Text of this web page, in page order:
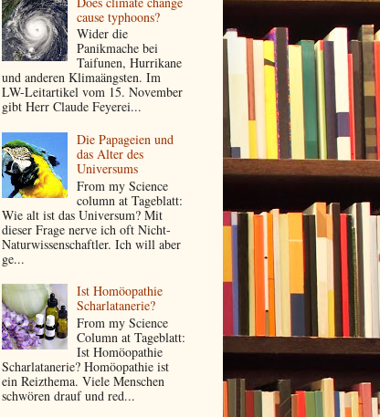
cause typhoons?
Wider die
Panikmache bei
Taifunen, Hurrikane
und anderen Klimaängsten. Im
LW-Leitartikel vom 15. November
gibt Herr Claude Feyerei...
Die Papageien und
das Alter des
Universums
From my Science
column at Tageblatt:
Wie alt ist das Universum? Mit
dieser Frage nerve ich oft Nicht-
Naturwissenschaftler. Ich will aber
ge...
Ist Homöopathie
Scharlatanerie?
From my Science
Column at Tageblatt:
Ist Homöopathie
Scharlatanerie? Homöopathie ist
ein Reizthema. Viele Menschen
schwören drauf und red...